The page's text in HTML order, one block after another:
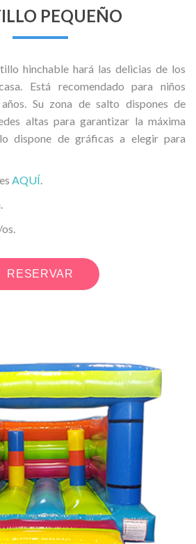
PEQUEÑO
hinchable hará las delicias de los
Está recomendado para niños
Su zona de salto dispones de
altas para garantizar la máxima
dispone de gráficas a elegir para
AQUÍ.
RESERVAR